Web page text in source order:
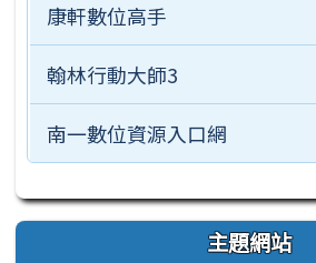
康軒數位高手
翰林行動大師3
南一數位資源入口網
主題網站